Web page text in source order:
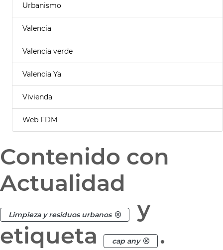
Urbanismo
Valencia
Valencia verde
Valencia Ya
Vivienda
Web FDM
Contenido con
Actualidad
Limpieza y residuos urbanos
y
etiqueta
cap any .